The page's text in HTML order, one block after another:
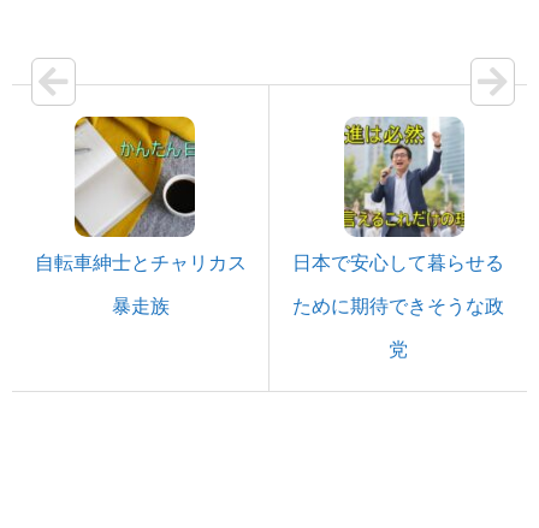
自転車紳士とチャリカス
暴走族
日本で安心して暮らせる
ために期待できそうな政
党